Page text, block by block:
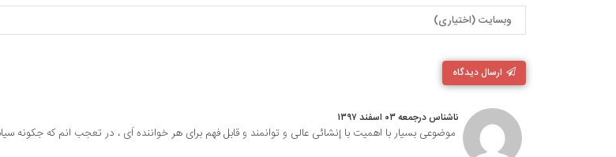
ارسال دیدگاه
ناشناس درجمعه ۰۳ اسفند ۱۳۹۷
موضوعی بسیار با اهمیت با إنشائی عالی و توانمند و قابل فهم برای هر خواننده اَی ، در تعجب انم که جکونه